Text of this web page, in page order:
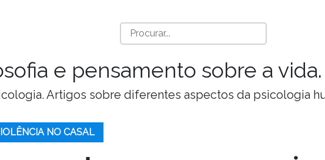
e pensamento sobre a vida.
Artigos sobre diferentes aspectos da psicologia
NO CASAL